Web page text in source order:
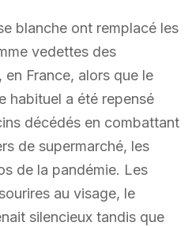
blanche ont remplacé les
vedettes des
en France, alors que le
habituel a été repensé
décédés en combattant
de supermarché, les
de la pandémie. Les
au visage, le
silencieux tandis que